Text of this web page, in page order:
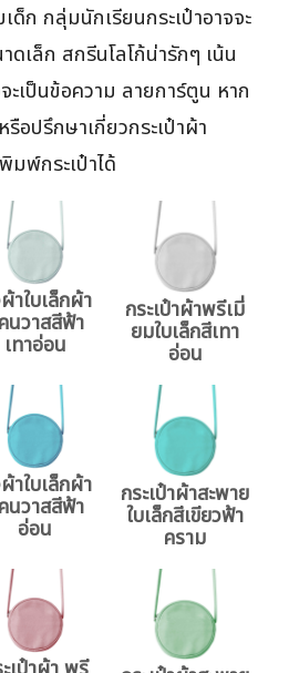
ด็ก กลุ่มนักเรียนกระเป๋าอาจจะ
เล็ก สกรีนโลโก้น่ารักๆ เน้น
ะเป็นข้อความ ลายการ์ตูน หาก
อปรึกษาเกี่ยวกระเป๋าผ้า
พ์กระเป๋าได้
าใบเล็กผ้า
นวาสสีฟ้า
เทาอ่อน
กระเป๋าผ้าพรีเมี่
ยมใบเล็กสีเทา
อ่อน
าใบเล็กผ้า
นวาสสีฟ้า
อ่อน
กระเป๋าผ้าสะพาย
ใบเล็กสีเขียวฟ้า
คราม